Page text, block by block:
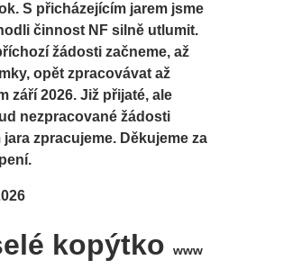
S přicházejícím jarem jsme
činnost NF silně utlumit.
žádosti začneme, až
opět zpracovávat až
září 2026. Již přijaté, ale
nezpracované žádosti
jara zpracujeme. Děkujeme za
kopýtkowww